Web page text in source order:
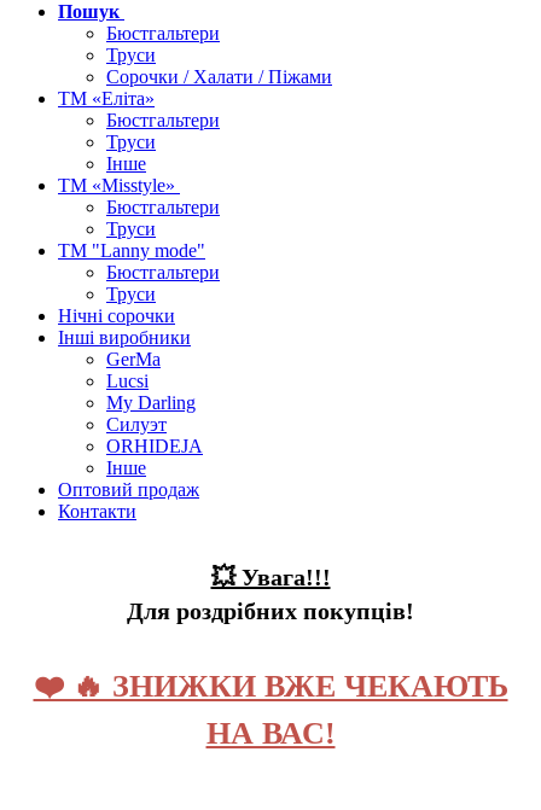
Пошук
Бюстгальтери
Труси
Сорочки / Халати / Піжами
ТМ «Еліта»
Бюстгальтери
Труси
Інше
ТМ «Misstyle»
Бюстгальтери
Труси
ТМ "Lanny mode"
Бюстгальтери
Труси
Нічні сорочки
Інші виробники
GerMa
Lucsi
My Darling
Силуэт
ORHIDEJA
Інше
Оптовий продаж
Контакти
💥 Увага!!!
Для роздрібних покупців!
❤️ 🔥 ЗНИЖКИ ВЖЕ ЧЕКАЮТЬ
НА ВАС!